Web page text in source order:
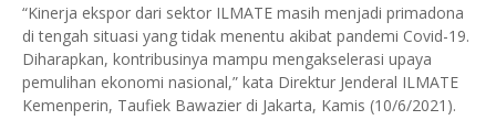
“Kinerja ekspor dari sektor ILMATE masih menjadi primadona
di tengah situasi yang tidak menentu akibat pandemi Covid-19.
Diharapkan, kontribusinya mampu mengakselerasi upaya
pemulihan ekonomi nasional,” kata Direktur Jenderal ILMATE
Kemenperin, Taufiek Bawazier di Jakarta, Kamis (10/6/2021).